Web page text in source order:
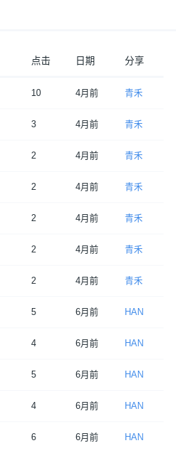
点击 日期 分享
10 4月前 青禾
3 4月前 青禾
2 4月前 青禾
2 4月前 青禾
2 4月前 青禾
2 4月前 青禾
2 4月前 青禾
5 6月前 HAN
4 6月前 HAN
5 6月前 HAN
4 6月前 HAN
6 6月前 HAN